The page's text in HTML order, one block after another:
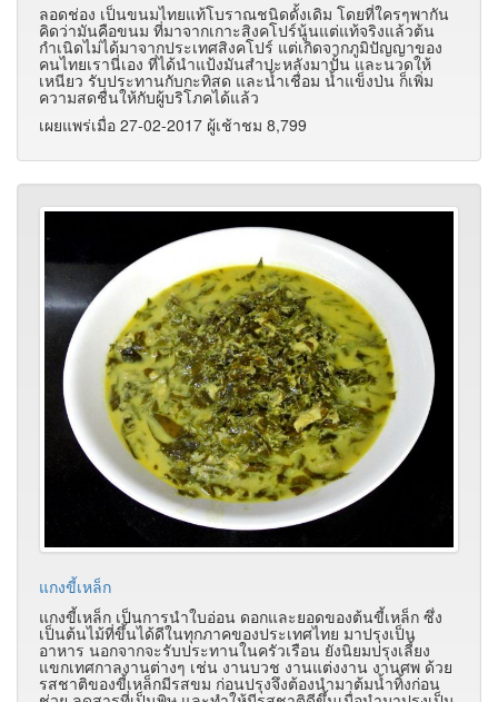
ลอดช่อง เป็นขนมไทยแท้โบราณชนิดดั้งเดิม โดยที่ใครๆพากัน
คิดว่ามันคือขนม ที่มาจากเกาะสิงคโปร์นู้นแต่แท้จริงแล้วต้น
กำเนิดไม่ได้มาจากประเทศสิงคโปร์ แต่เกิดจากภูมิปัญญาของ
คนไทยเรานี่เอง ที่ได้นำแป้งมันสำปะหลังมาปั้น และนวดให้
เหนียว รับประทานกับกะทิสด และน้ำเชื่อม น้ำแข็งป่น ก็เพิ่ม
ความสดชื่นให้กับผู้บริโภคได้แล้ว
เผยแพร่เมื่อ 27-02-2017 ผู้เช้าชม 8,799
แกงขี้เหล็ก
แกงขี้เหล็ก เป็นการนำใบอ่อน ดอกและยอดของต้นขี้เหล็ก ซึ่ง
เป็นต้นไม้ที่ขึ้นได้ดีในทุกภาคของประเทศไทย มาปรุงเป็น
อาหาร นอกจากจะรับประทานในครัวเรือน ยังนิยมปรุงเลี้ยง
แขกเทศกาลงานต่างๆ เช่น งานบวช งานแต่งงาน งานศพ ด้วย
รสชาติของขี้เหล็กมีรสขม ก่อนปรุงจึงต้องนำมาต้มน้ำทิ้งก่อน